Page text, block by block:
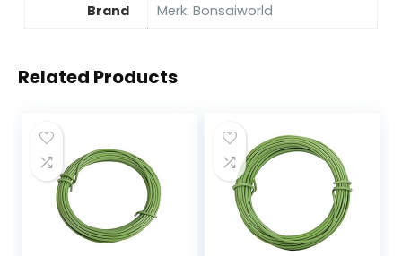
Brand Merk: Bonsaiworld
Related Products